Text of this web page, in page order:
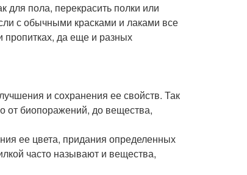
для пола, перекрасить полки или
с обычными красками и лаками все
пропитках, да еще и разных
и сохранения ее свойств. Так
от биопоражений, до вещества,
ее цвета, придания определенных
часто называют и вещества,